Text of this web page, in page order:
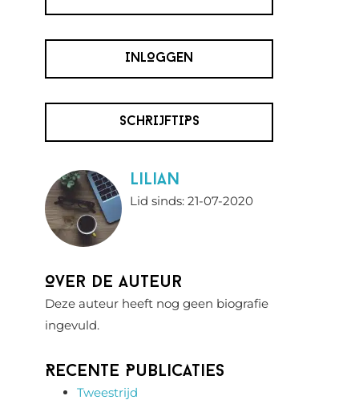
INLOGGEN
SCHRIJFTIPS
Lilian
Lid sinds: 21-07-2020
Over de auteur
Deze auteur heeft nog geen biografie
ingevuld.
Recente Publicaties
Tweestrijd